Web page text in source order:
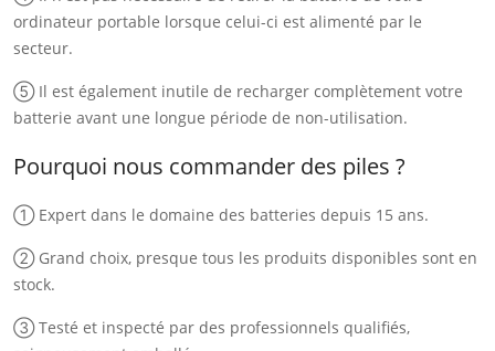
ordinateur portable lorsque celui-ci est alimenté par le
secteur.
⑤ Il est également inutile de recharger complètement votre
batterie avant une longue période de non-utilisation.
Pourquoi nous commander des piles ?
① Expert dans le domaine des batteries depuis 15 ans.
② Grand choix, presque tous les produits disponibles sont en
stock.
③ Testé et inspecté par des professionnels qualifiés,